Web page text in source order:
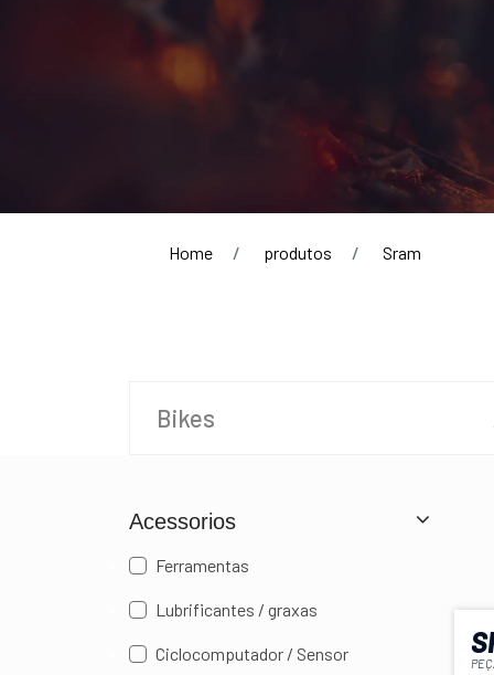
Home produtos Sram
Bikes
Acessorios
Ferramentas
Lubrificantes / graxas
Ciclocomputador / Sensor